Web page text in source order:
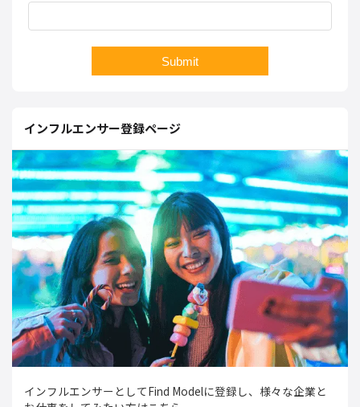
インフルエンサー登録ページ
インフルエンサーとしてFind Modelに登録し、様々な企業と